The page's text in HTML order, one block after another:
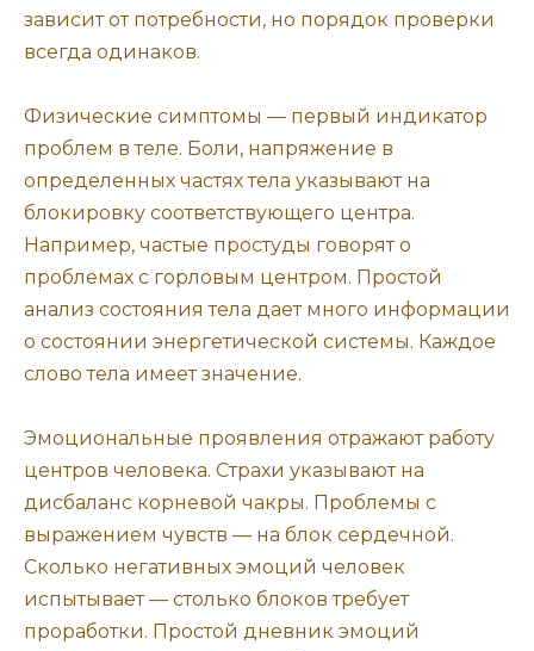
зависит от потребности, но порядок проверки
всегда одинаков.
Физические симптомы — первый индикатор
проблем в теле. Боли, напряжение в
определенных частях тела указывают на
блокировку соответствующего центра.
Например, частые простуды говорят о
проблемах с горловым центром. Простой
анализ состояния тела дает много информации
о состоянии энергетической системы. Каждое
слово тела имеет значение.
Эмоциональные проявления отражают работу
центров человека. Страхи указывают на
дисбаланс корневой чакры. Проблемы с
выражением чувств — на блок сердечной.
Сколько негативных эмоций человек
испытывает — столько блоков требует
проработки. Простой дневник эмоций